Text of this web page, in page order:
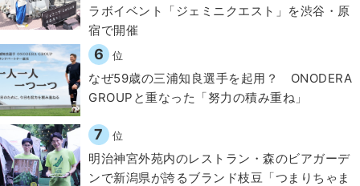
ラボイベント「ジェミニクエスト」を渋谷・原
宿で開催
6 位
なぜ59歳の三浦知良選手を起用？ ONODERA
GROUPと重なった「努力の積み重ね」
7 位
明治神宮外苑内のレストラン・森のビアガーデ
ンで新潟県が誇るブランド枝豆「つまりちゃま